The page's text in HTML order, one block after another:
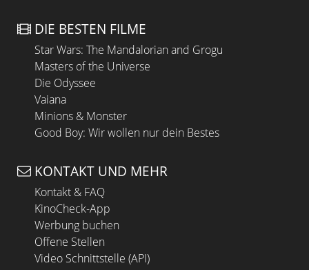
DIE BESTEN FILME
Star Wars: The Mandalorian and Grogu
Masters of the Universe
Die Odyssee
Vaiana
Minions & Monster
Good Boy: Wir wollen nur dein Bestes
KONTAKT UND MEHR
Kontakt & FAQ
KinoCheck-App
Werbung buchen
Offene Stellen
Video Schnittstelle (API)